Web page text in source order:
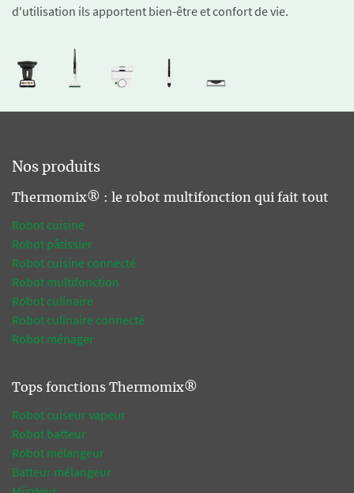
d'utilisation ils apportent bien-être et confort de vie.
Nos produits
Thermomix® : le robot multifonction qui fait tout
Robot cuisine
Robot pâtissier
Robot cuisine connecté
Robot multifonction
Robot culinaire
Robot culinaire connecté
Robot ménager
Tops fonctions Thermomix®
Robot cuiseur vapeur
Robot batteur
Robot mélangeur
Batteur mélangeur